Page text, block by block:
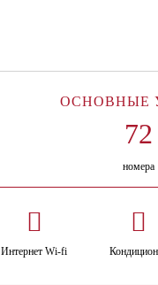
ОСНОВНЫЕ
номера
Интернет Wi-fi